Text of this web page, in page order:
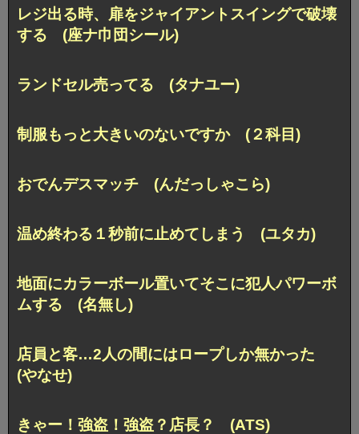
レジ出る時、扉をジャイアントスイングで破壊
する (座ナ巾団シール)
ランドセル売ってる (タナユー)
制服もっと大きいのないですか (２科目)
おでんデスマッチ (んだっしゃこら)
温め終わる１秒前に止めてしまう (ユタカ)
地面にカラーボール置いてそこに犯人パワーボ
ムする (名無し)
店員と客…2人の間にはロープしか無かった
(やなせ)
きゃー！強盗！強盗？店長？ (ATS)